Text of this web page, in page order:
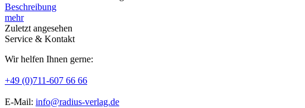
Beschreibung
mehr
Zuletzt angesehen
Service & Kontakt
Wir helfen Ihnen gerne:
+49 (0)711-607 66 66
E-Mail: info@radius-verlag.de